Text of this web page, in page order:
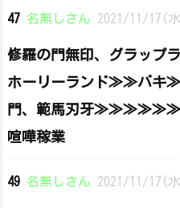
47 名無しさん 2021/11/17(
修羅の門無印、グラッ
ホーリーランド≫≫バ
門、範馬刃牙≫≫≫≫≫≫タ
喧嘩稼業
49 名無しさん 2021/11/17(